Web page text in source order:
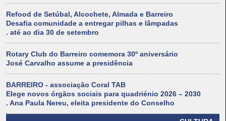
Refood de Setúbal, Alcochete, Almada e Barreiro
Desafia comunidade a entregar pilhas e lâmpadas
. até ao dia 30 de setembro
Rotary Club do Barreiro comemora 30º aniversário
José Carvalho assume a presidência
BARREIRO - associação Coral TAB
Elege novos órgãos sociais para quadriénio 2026 – 2030
. Ana Paula Nereu, eleita presidente do Conselho